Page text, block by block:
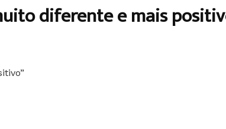
diferente e mais